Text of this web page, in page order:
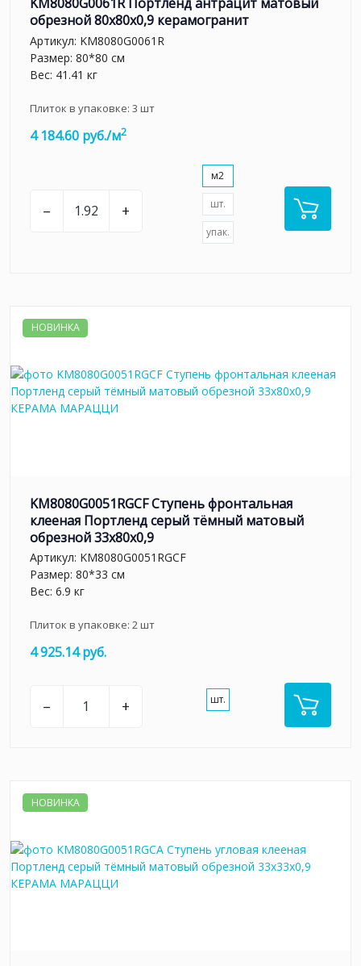
обрезной 80x80x0,9 керамогранит
Артикул: KM8080G0061R
Размер: 80*80 см
Вес: 41.41 кг
Плиток в упаковке: 3 шт
4 184.60 руб./м2
– +
м2
шт.
упак.
НОВИНКА
KM8080G0051RGCF Ступень фронтальная
клееная Портленд серый тёмный матовый
обрезной 33x80x0,9
Артикул: KM8080G0051RGCF
Размер: 80*33 см
Вес: 6.9 кг
Плиток в упаковке: 2шт
4 925.14 руб.
– + шт.
НОВИНКА